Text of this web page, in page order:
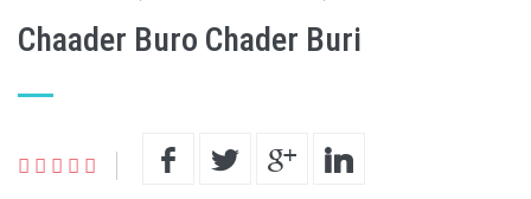
Chaader Buro Chader Buri